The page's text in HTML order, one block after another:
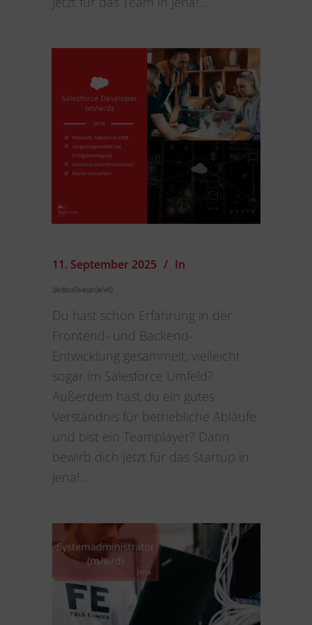
11. September 2025 In
Salesforce Developer (m/w/d)
Du hast schon Erfahrung in der
Frontend- und Backend-
Entwicklung gesammelt, vielleicht
sogar im Salesforce Umfeld?
Außerdem hast du ein gutes
Verständnis für betriebliche Abläufe
und bist ein Teamplayer? Dann
bewirb dich jetzt für das Startup in
Jena!...